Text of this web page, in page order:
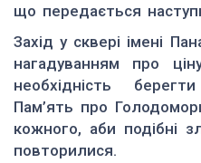
що передається
Захід у сквері імені
нагадуванням про
необхідність
Пам’ять про
кожного, аби подібні
повторилися.